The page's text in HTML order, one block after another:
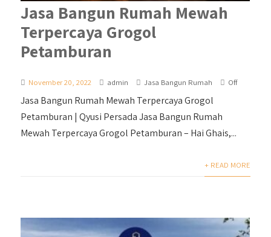
Jasa Bangun Rumah Mewah
Terpercaya Grogol
Petamburan
November 20, 2022 admin Jasa Bangun Rumah Off
Jasa Bangun Rumah Mewah Terpercaya Grogol
Petamburan | Qyusi Persada Jasa Bangun Rumah
Mewah Terpercaya Grogol Petamburan – Hai Ghais,...
+ READ MORE